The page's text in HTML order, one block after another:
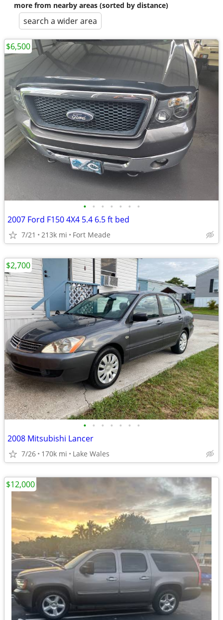
more from nearby areas (sorted by distance)
search a wider area
• • • • • • •
2007 Ford F150 4X4 5.4 6.5 ft bed
7/21 213k mi Fort Meade
$6,500
• • • • • • •
2008 Mitsubishi Lancer
7/26 170k mi Lake Wales
$2,700
$12,000